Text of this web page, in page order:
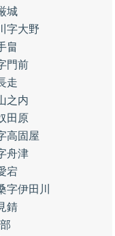
城
字大野
畠
門前
走
之内
田原
高固屋
舟津
宕
字伊田川
錆